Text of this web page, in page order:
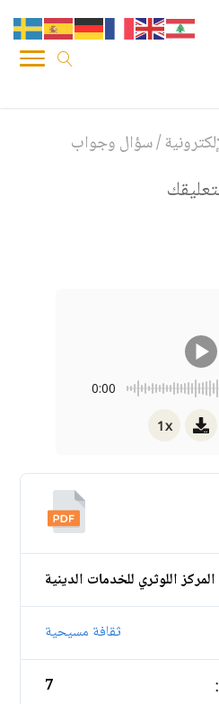
/سؤال وجواب
0:00
1x
المركز اللوثري للخدمات الدينية
ثقافة مسيحية
7